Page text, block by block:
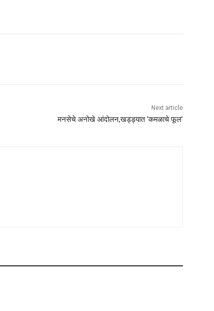
Next article
मनसेचे अनोखे आंदोलन,खड्ड्यात ‘कमळाचे फूल’